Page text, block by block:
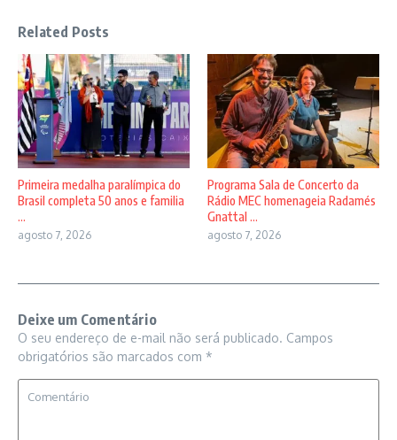
Related Posts
Primeira medalha paralímpica do
Brasil completa 50 anos e familia
...
agosto 7, 2026
Programa Sala de Concerto da
Rádio MEC homenageia Radamés
Gnattal ...
agosto 7, 2026
Deixe um Comentário
O seu endereço de e-mail não será publicado. Campos
obrigatórios são marcados com *